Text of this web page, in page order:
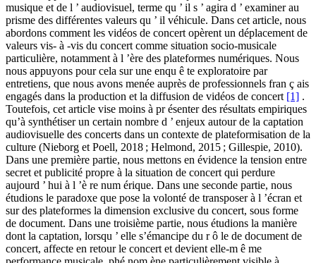
musique et de l ’ audiovisuel, terme qu ’ il s ’ agira d ’ examiner au
prisme des différentes valeurs qu ’ il véhicule. Dans cet article, nous
abordons comment les vidéos de concert opèrent un déplacement de
valeurs vis- à -vis du concert comme situation socio-musicale
particulière, notamment à l ’ère des plateformes numériques. Nous
nous appuyons pour cela sur une enqu ê te exploratoire par
entretiens, que nous avons menée auprès de professionnels fran ç ais
engagés dans la production et la diffusion de vidéos de concert [1] .
Toutefois, cet article vise moins à pr ésenter des résultats empiriques
qu’à synthétiser un certain nombre d ’ enjeux autour de la captation
audiovisuelle des concerts dans un contexte de plateformisation de la
culture (Nieborg et Poell, 2018 ; Helmond, 2015 ; Gillespie, 2010).
Dans une première partie, nous mettons en évidence la tension entre
secret et publicité propre à la situation de concert qui perdure
aujourd ’ hui à l ’è re num érique. Dans une seconde partie, nous
étudions le paradoxe que pose la volonté de transposer à l ’écran et
sur des plateformes la dimension exclusive du concert, sous forme
de document. Dans une troisième partie, nous étudions la manière
dont la captation, lorsqu ’ elle s’émancipe du r ô le de document de
concert, affecte en retour le concert et devient elle-m ê me